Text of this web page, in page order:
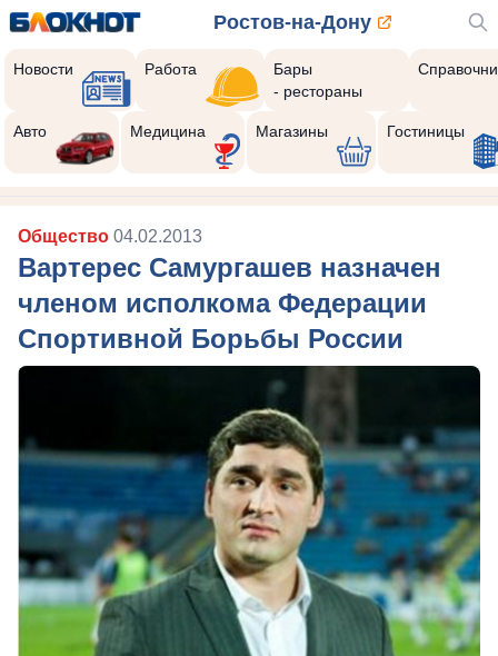
Ростов-на-Дону
Новости Работа
Бары
- рестораны
Авто Медицина Магазины Гостиницы
Общество 04.02.2013
Вартерес Самургашев назначен
членом исполкома Федерации
Спортивной Борьбы России